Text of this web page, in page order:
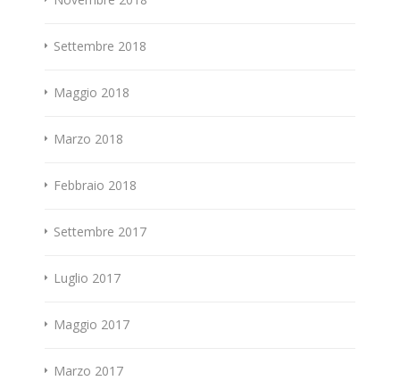
Settembre 2018
Maggio 2018
Marzo 2018
Febbraio 2018
Settembre 2017
Luglio 2017
Maggio 2017
Marzo 2017